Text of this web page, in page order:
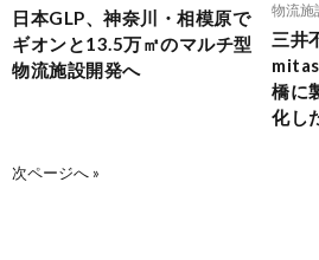
日本GLP、神奈川・相模原で
ギオンと13.5万㎡のマルチ型
物流施設開発へ
物流施
三井
橋に
化し
次ページへ »